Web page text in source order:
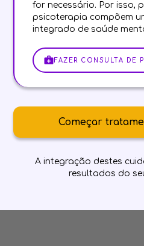
for necessário. Por isso,
psicoterapia compõem
integrado de saúde
FAZER CONSULTA DE
Começar
A integração destes
resultados do